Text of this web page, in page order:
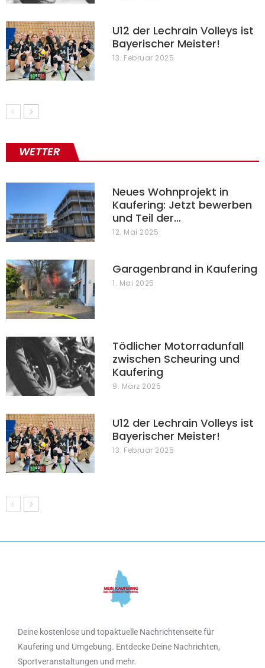
U12 der Lechrain Volleys ist
Bayerischer Meister!
13. Februar 2025
WETTER
Neues Wohnprojekt in
Kaufering: Jetzt bewerben
und Teil der…
12. Mai 2025
Garagenbrand in Kaufering
1. Mai 2025
Tödlicher Motorradunfall
zwischen Scheuring und
Kaufering
9. März 2025
U12 der Lechrain Volleys ist
Bayerischer Meister!
13. Februar 2025
Deine kostenlose und topaktuelle Nachrichtenseite für
Kaufering und Umgebung. Entdecke Deine Nachrichten,
Sportveranstaltungen und mehr.